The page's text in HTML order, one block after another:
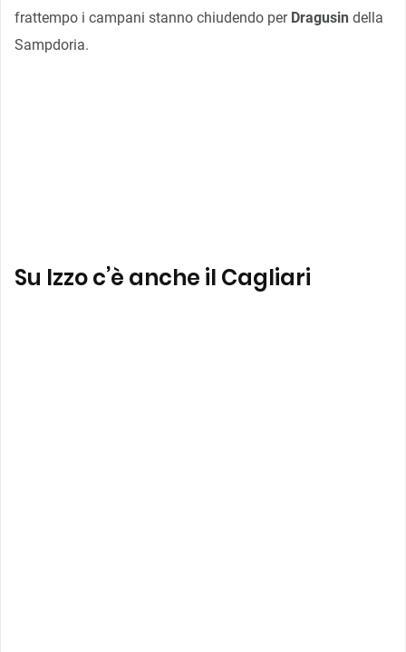
frattempo i campani stanno chiudendo per Dragusin della
Sampdoria.
Su Izzo c’è anche il Cagliari